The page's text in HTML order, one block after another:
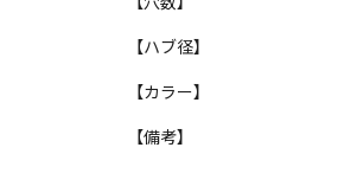
【ハブ径】
【カラー】
【備考】